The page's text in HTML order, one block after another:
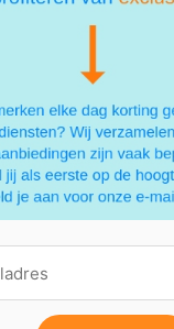
de beurs. Voor
echter
najaagt, wil je
een enorme
opties.
in dit
en in grote